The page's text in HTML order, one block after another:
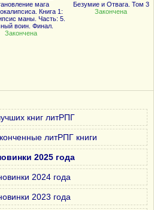
мага
Книга 1:
маны. Часть: 5.
воин. Финал.
Закончена
Безумие и Отвага. Том 3
Закончена
книг литРПГ
литРПГ книги
2025 года
2024 года
2023 года